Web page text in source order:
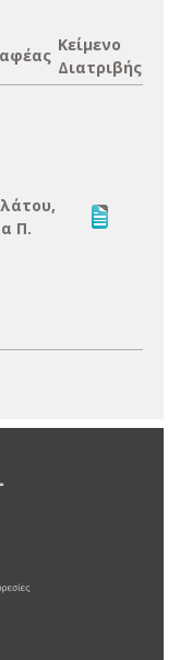
Κείμενο
Διατριβής
Π.